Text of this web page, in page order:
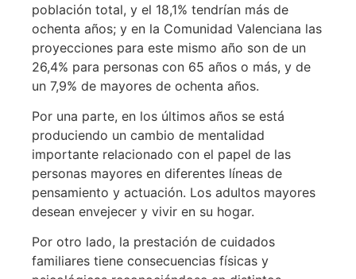
población total, y el 18,1% tendrían más de
ochenta años; y en la Comunidad Valenciana las
proyecciones para este mismo año son de un
26,4% para personas con 65 años o más, y de
un 7,9% de mayores de ochenta años.
Por una parte, en los últimos años se está
produciendo un cambio de mentalidad
importante relacionado con el papel de las
personas mayores en diferentes líneas de
pensamiento y actuación. Los adultos mayores
desean envejecer y vivir en su hogar.
Por otro lado, la prestación de cuidados
familiares tiene consecuencias físicas y